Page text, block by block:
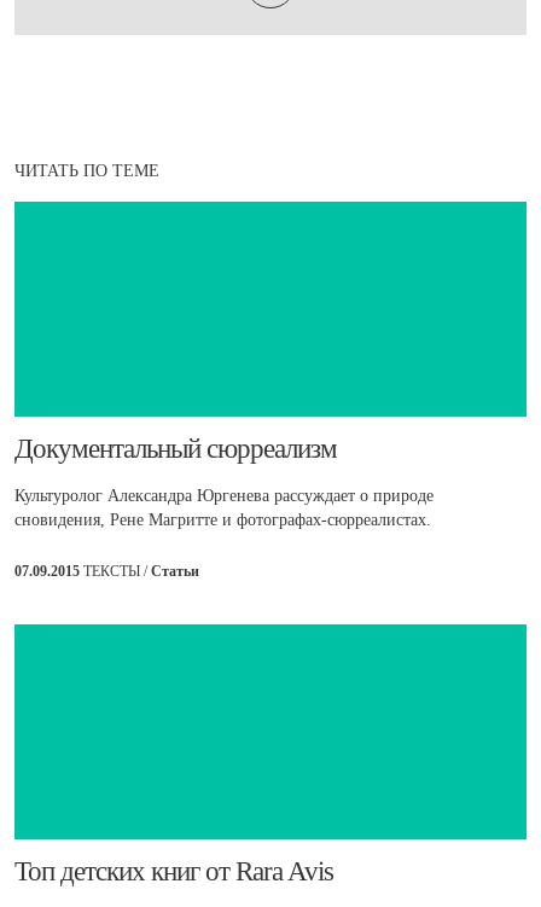
ЧИТАТЬ ПО ТЕМЕ
Документальный сюрреализм
Культуролог Александра Юргенева рассуждает о природе
сновидения, Рене Магритте и фотографах-сюрреалистах.
07.09.2015 ТЕКСТЫ /Статьи
Топ детских книг от Rara Avis